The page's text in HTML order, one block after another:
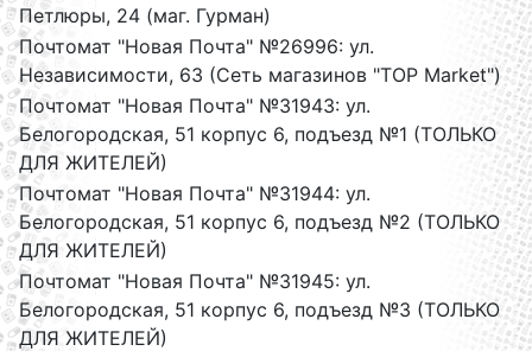
Петлюры, 24 (маг. Гурман)
Почтомат "Новая Почта" №26996: ул.
Независимости, 63 (Сеть магазинов "TOP Market")
Почтомат "Новая Почта" №31943: ул.
Белогородская, 51 корпус 6, подъезд №1 (ТОЛЬКО
ДЛЯ ЖИТЕЛЕЙ)
Почтомат "Новая Почта" №31944: ул.
Белогородская, 51 корпус 6, подъезд №2 (ТОЛЬКО
ДЛЯ ЖИТЕЛЕЙ)
Почтомат "Новая Почта" №31945: ул.
Белогородская, 51 корпус 6, подъезд №3 (ТОЛЬКО
ДЛЯ ЖИТЕЛЕЙ)